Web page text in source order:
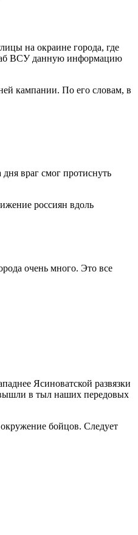
на окраине города, где
ВСУ данную информацию
кампании. По его словам, в
враг смог протиснуть
россиян вдоль
очень много. Это все
Ясиноватской развязки
вышли в тыл наших передовых
бойцов. Следует